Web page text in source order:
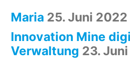
Maria 25. Juni 2022
Innovation Mine
Verwaltung 23.